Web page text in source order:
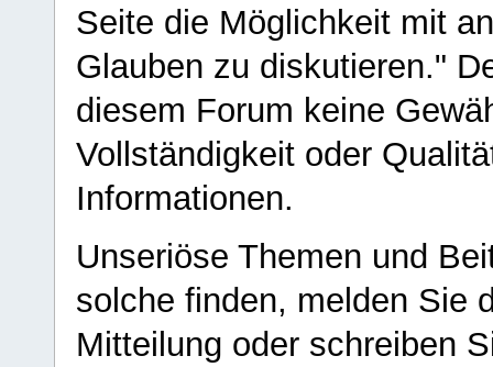
Seite die Möglichkeit mit
Glauben zu diskutieren."
diesem Forum keine
Vollständigkeit oder
Informationen.
Unseriöse Themen und
solche finden, melden Sie
Mitteilung oder schreiben